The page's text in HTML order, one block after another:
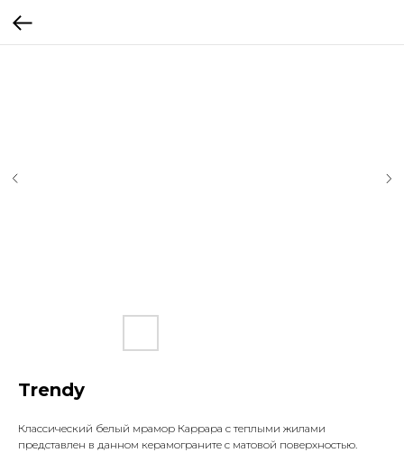
Trendy
Классический белый мрамор Каррара с теплыми жилами
представлен в данном керамограните с матовой поверхностью.